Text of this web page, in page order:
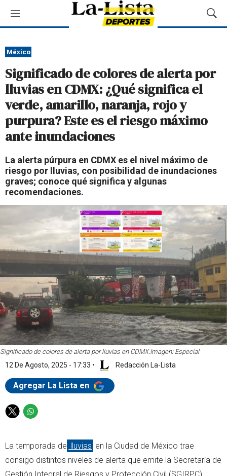
M
e
ú
M
o
a
r
a
México
Significado de colores de alerta por
lluvias en CDMX: ¿Qué significa el
verde, amarillo, naranja, rojo y
purpura? Este es el riesgo máximo
ante inundaciones
La alerta púrpura en CDMX es el nivel máximo de
riesgo por lluvias, con posibilidad de inundaciones
graves; conoce qué significa y algunas
recomendaciones.
Significado de colores de alerta por lluvias en CDMX.Imagen: Especial
12 De Agosto, 2025 - 17:33 • Redacción La-Lista
Agregar La Lista en
T
t
t
W
t
s
La temporada de lluvias en la Ciudad de México trae
consigo distintos niveles de alerta que emite la Secretaría de